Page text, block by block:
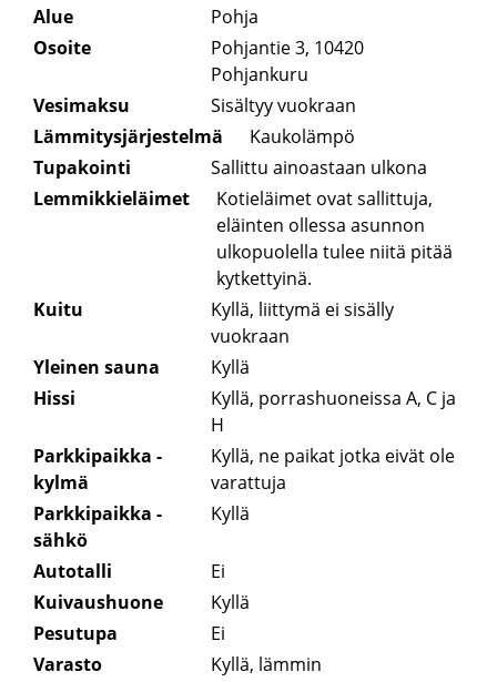
Alue
Pohja
Osoite
Pohjantie 3, 10420
Pohjankuru
Vesimaksu
Sisältyy vuokraan
Lämmitysjärjestelmä
Kaukolämpö
Tupakointi
Sallittu ainoastaan ulkona
Lemmikkieläimet
Kotieläimet ovat sallittuja,
eläinten ollessa asunnon
ulkopuolella tulee niitä pitää
kytkettyinä.
Kuitu
Kyllä, liittymä ei sisälly
vuokraan
Yleinen sauna
Kyllä
Hissi
Kyllä, porrashuoneissa A, C ja
H
Parkkipaikka -
kylmä
Kyllä, ne paikat jotka eivät ole
varattuja
Parkkipaikka -
sähkö
Kyllä
Autotalli
Ei
Kuivaushuone
Kyllä
Pesutupa
Ei
Varasto
Kyllä, lämmin